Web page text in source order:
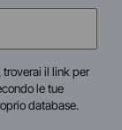
troverai il link per
le tue
database.